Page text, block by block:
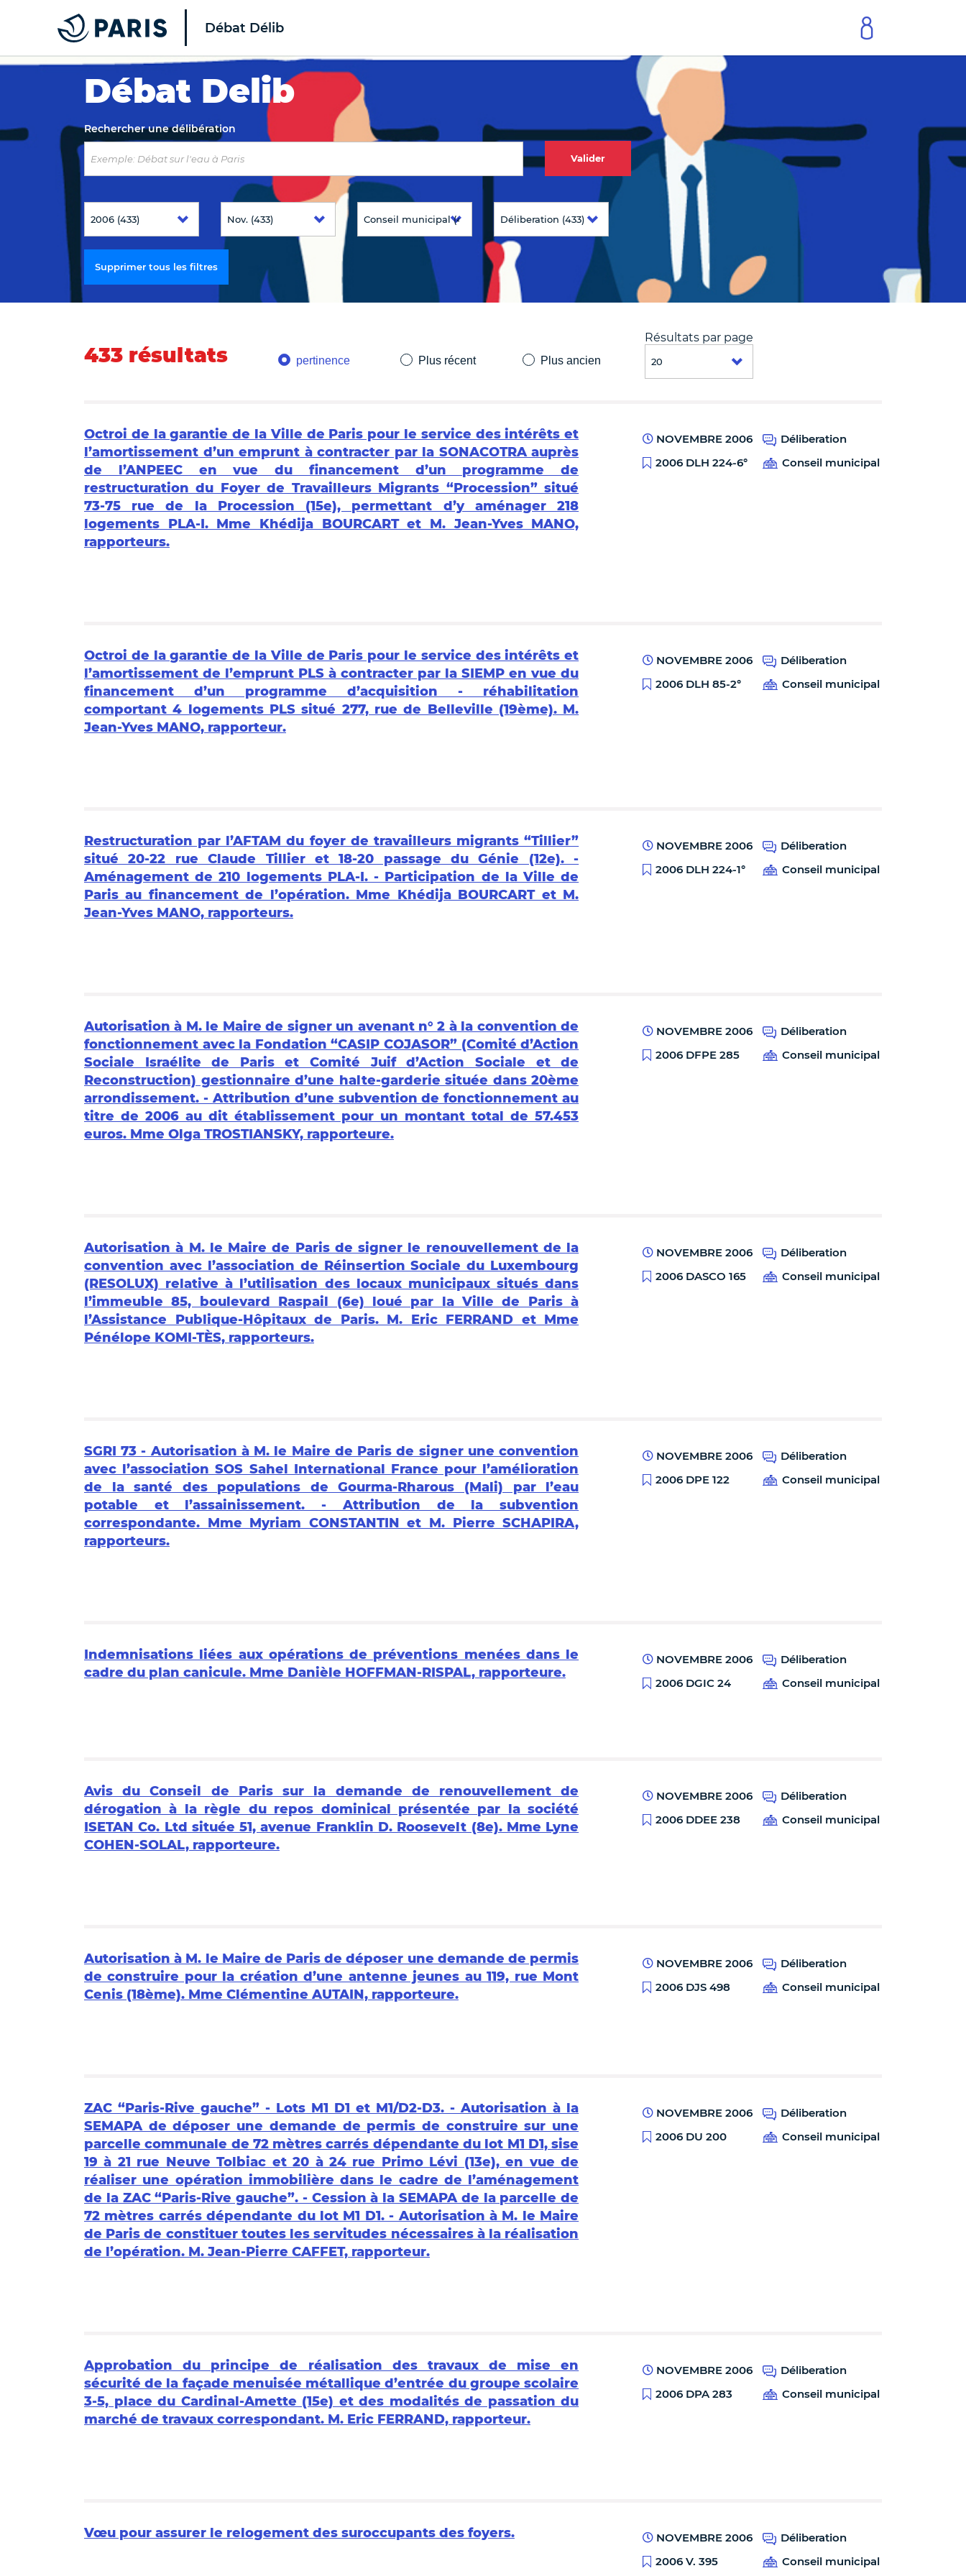
Top of the page
Débat Délib
Débat Delib
Rechercher une délibération
Valider
Supprimer tous les filtres
433 résultats pertinence Plus récent Plus ancien
Résultats par page
Octroi de la garantie de la Ville de Paris pour le service des intérêts et
l’amortissement d’un emprunt à contracter par la SONACOTRA auprès
de l’ANPEEC en vue du financement d’un programme de
restructuration du Foyer de Travailleurs Migrants “Procession” situé
73-75 rue de la Procession (15e), permettant d’y aménager 218
logements PLA-I. Mme Khédija BOURCART et M. Jean-Yves MANO,
rapporteurs.
NOVEMBRE 2006
Déliberation
2006 DLH 224-6°
Conseil municipal
Octroi de la garantie de la Ville de Paris pour le service des intérêts et
l’amortissement de l’emprunt PLS à contracter par la SIEMP en vue du
financement d’un programme d’acquisition - réhabilitation
comportant 4 logements PLS situé 277, rue de Belleville (19ème). M.
Jean-Yves MANO, rapporteur.
NOVEMBRE 2006
Déliberation
2006 DLH 85-2°
Conseil municipal
Restructuration par l’AFTAM du foyer de travailleurs migrants “Tillier”
situé 20-22 rue Claude Tillier et 18-20 passage du Génie (12e). -
Aménagement de 210 logements PLA-I. - Participation de la Ville de
Paris au financement de l’opération. Mme Khédija BOURCART et M.
Jean-Yves MANO, rapporteurs.
NOVEMBRE 2006
Déliberation
2006 DLH 224-1°
Conseil municipal
Autorisation à M. le Maire de signer un avenant n° 2 à la convention de
fonctionnement avec la Fondation “CASIP COJASOR” (Comité d’Action
Sociale Israélite de Paris et Comité Juif d’Action Sociale et de
Reconstruction) gestionnaire d’une halte-garderie située dans 20ème
arrondissement. - Attribution d’une subvention de fonctionnement au
titre de 2006 au dit établissement pour un montant total de 57.453
euros. Mme Olga TROSTIANSKY, rapporteure.
NOVEMBRE 2006
Déliberation
2006 DFPE 285
Conseil municipal
Autorisation à M. le Maire de Paris de signer le renouvellement de la
convention avec l’association de Réinsertion Sociale du Luxembourg
(RESOLUX) relative à l’utilisation des locaux municipaux situés dans
l’immeuble 85, boulevard Raspail (6e) loué par la Ville de Paris à
l’Assistance Publique-Hôpitaux de Paris. M. Eric FERRAND et Mme
Pénélope KOMI-TÈS, rapporteurs.
NOVEMBRE 2006
Déliberation
2006 DASCO 165
Conseil municipal
SGRI 73 - Autorisation à M. le Maire de Paris de signer une convention
avec l’association SOS Sahel International France pour l’amélioration
de la santé des populations de Gourma-Rharous (Mali) par l’eau
potable et l’assainissement. - Attribution de la subvention
correspondante. Mme Myriam CONSTANTIN et M. Pierre SCHAPIRA,
rapporteurs.
NOVEMBRE 2006
Déliberation
2006 DPE 122
Conseil municipal
Indemnisations liées aux opérations de préventions menées dans le
cadre du plan canicule. Mme Danièle HOFFMAN-RISPAL, rapporteure.
NOVEMBRE 2006
Déliberation
2006 DGIC 24
Conseil municipal
Avis du Conseil de Paris sur la demande de renouvellement de
dérogation à la règle du repos dominical présentée par la société
ISETAN Co. Ltd située 51, avenue Franklin D. Roosevelt (8e). Mme Lyne
COHEN-SOLAL, rapporteure.
NOVEMBRE 2006
Déliberation
2006 DDEE 238
Conseil municipal
Autorisation à M. le Maire de Paris de déposer une demande de permis
de construire pour la création d’une antenne jeunes au 119, rue Mont
Cenis (18ème). Mme Clémentine AUTAIN, rapporteure.
NOVEMBRE 2006
Déliberation
2006 DJS 498
Conseil municipal
ZAC “Paris-Rive gauche” - Lots M1 D1 et M1/D2-D3. - Autorisation à la
SEMAPA de déposer une demande de permis de construire sur une
parcelle communale de 72 mètres carrés dépendante du lot M1 D1, sise
19 à 21 rue Neuve Tolbiac et 20 à 24 rue Primo Lévi (13e), en vue de
réaliser une opération immobilière dans le cadre de l’aménagement
de la ZAC “Paris-Rive gauche”. - Cession à la SEMAPA de la parcelle de
72 mètres carrés dépendante du lot M1 D1. - Autorisation à M. le Maire
de Paris de constituer toutes les servitudes nécessaires à la réalisation
de l’opération. M. Jean-Pierre CAFFET, rapporteur.
NOVEMBRE 2006
Déliberation
2006 DU 200
Conseil municipal
Approbation du principe de réalisation des travaux de mise en
sécurité de la façade menuisée métallique d’entrée du groupe scolaire
3-5, place du Cardinal-Amette (15e) et des modalités de passation du
marché de travaux correspondant. M. Eric FERRAND, rapporteur.
NOVEMBRE 2006
Déliberation
2006 DPA 283
Conseil municipal
Vœu pour assurer le relogement des suroccupants des foyers. NOVEMBRE 2006
Déliberation
2006 V. 395
Conseil municipal